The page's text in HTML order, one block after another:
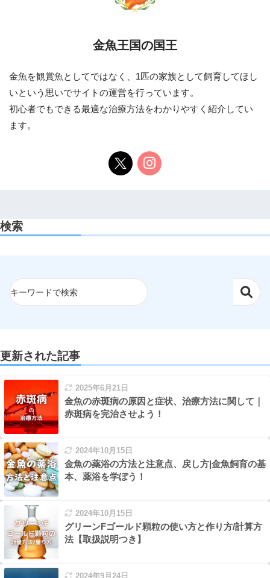
金魚王国の国王
金魚を観賞魚としてではなく、1匹の家族として飼育してほし
いという思いでサイトの運営を行っています。
初心者でもできる最適な治療方法をわかりやすく紹介してい
ます。
検索
更新された記事
2025年6月21日
金魚の赤斑病の原因と症状、治療方法に関して｜
赤斑病を完治させよう！
2024年10月15日
金魚の薬浴の方法と注意点、戻し方|金魚飼育の基
本、薬浴を学ぼう！
2024年10月15日
グリーンFゴールド顆粒の使い方と作り方/計算方
法【取扱説明つき】
2024年9月24日